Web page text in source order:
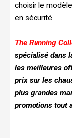
choisir le
en sécurité.
The Running
spécialisé dans
les meilleures
prix sur les
plus grandes
promotions tout